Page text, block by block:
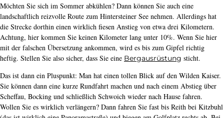
Möchten Sie sich im Sommer abkühlen? Dann können Sie auch eine
landschaftlich reizvolle Route zum Hintersteiner See nehmen. Allerdings hat
die Strecke dorthin einen wirklich fiesen Anstieg von etwa drei Kilometern.
Achtung, hier kommen Sie keinen Kilometer lang unter 10%. Wenn Sie hier
mit der falschen Übersetzung ankommen, wird es bis zum Gipfel richtig
heftig. Stellen Sie also sicher, dass Sie eine Bergausrüstung sticht.
Das ist dann ein Pluspunkt: Man hat einen tollen Blick auf den Wilden Kaiser.
Sie können dann eine kurze Rundfahrt machen und nach einem Abstieg über
Scheffau, Bocking und schließlich Schwoich wieder nach Hause fahren.
Wollen Sie es wirklich verlängern? Dann fahren Sie fast bis Reith bei Kitzbuhl